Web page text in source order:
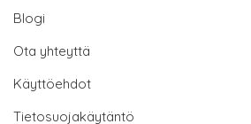
Blogi
Ota yhteyttä
Käyttöehdot
Tietosuojakäytäntö